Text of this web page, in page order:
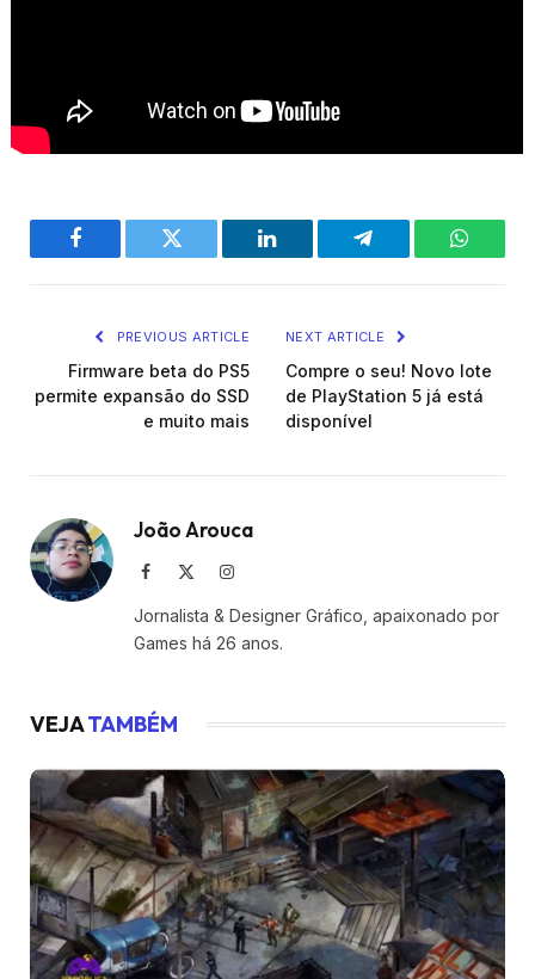
Facebook Twitter LinkedIn Telegram
PREVIOUS ARTICLE
Firmware beta do PS5
permite expansão do SSD
e muito mais
NEXT ARTICLE
Compre o seu! Novo lote
de PlayStation 5 já está
disponível
João Arouca
Facebook Instagram
Jornalista & Designer Gráfico, apaixonado por
Games há 26 anos.
VEJATAMBÉM